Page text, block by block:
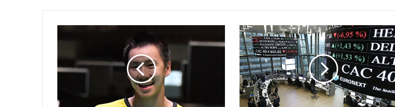
a
c
u
A
I
n
d
e
k
s
C
A